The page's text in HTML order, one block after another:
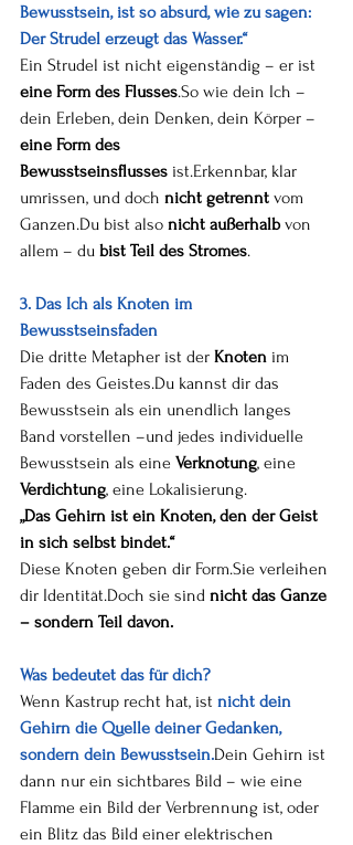
Bewusstsein, ist so absurd, wie zu sagen:
Der Strudel erzeugt das Wasser.“
Ein Strudel ist nicht eigenständig – er ist
eine Form des Flusses.So wie dein Ich –
dein Erleben, dein Denken, dein Körper –
eine Form des
Bewusstseinsflusses ist.Erkennbar, klar
umrissen, und doch nicht getrennt vom
Ganzen.Du bist also nicht außerhalb von
allem – du bist Teil des Stromes.
3. Das Ich als Knoten im
Bewusstseinsfaden
Die dritte Metapher ist der Knoten im
Faden des Geistes.Du kannst dir das
Bewusstsein als ein unendlich langes
Band vorstellen –und jedes individuelle
Bewusstsein als eine Verknotung, eine
Verdichtung, eine Lokalisierung.
„Das Gehirn ist ein Knoten, den der Geist
in sich selbst bindet.“
Diese Knoten geben dir Form.Sie verleihen
dir Identität.Doch sie sind nicht das Ganze
– sondern Teil davon.
Was bedeutet das für dich?
Wenn Kastrup recht hat, ist nicht dein
Gehirn die Quelle deiner Gedanken,
sondern dein Bewusstsein.Dein Gehirn ist
dann nur ein sichtbares Bild – wie eine
Flamme ein Bild der Verbrennung ist, oder
ein Blitz das Bild einer elektrischen